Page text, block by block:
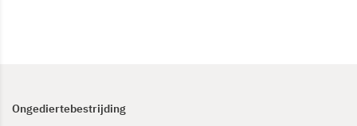
Ongediertebestrijding